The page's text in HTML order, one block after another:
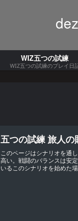
WIZ五つの試練
WIZ五つの試練のプレイ日
五つの試練 旅人
このページはシナリオを通
高い。戦闘のバランスは安
いるこのシナリオを始めた